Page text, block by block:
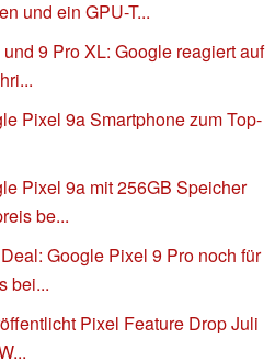
und ein GPU-T...
9 Pro XL: Google reagiert auf
Pixel 9a Smartphone zum Top-
Pixel 9a mit 256GB Speicher
be...
Google Pixel 9 Pro noch für
bei...
Pixel Feature Drop Juli